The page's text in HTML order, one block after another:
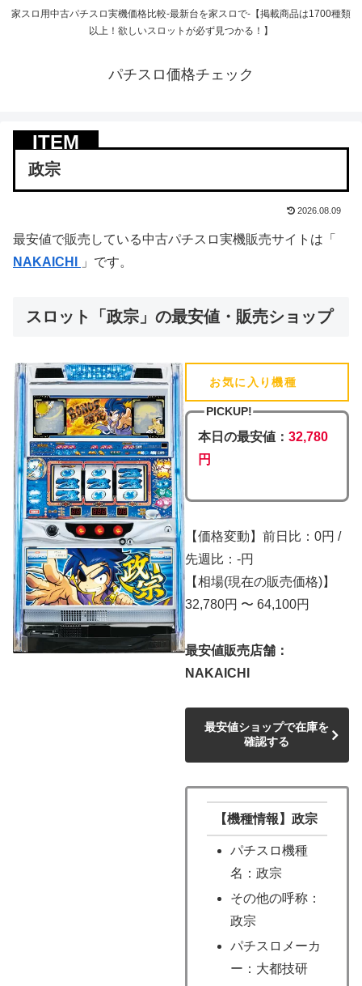
家スロ用中古パチスロ実機価格比較-最新台を家スロで-【掲載商品は1700種類
以上！欲しいスロットが必ず見つかる！】
パチスロ価格チェック
政宗
2026.08.09
最安値で販売している中古パチスロ実機販売サイトは「
NAKAICHI
」です。
スロット「政宗」の最安値・販売ショップ
お気に入り機種
PICKUP!
本日の最安値： 32,780
円
【価格変動】前日比：0円 /
先週比：-円
【相場(現在の販売価格)】
32,780円 〜 64,100円
最安値販売店舗：
NAKAICHI
最安値ショップで在庫を
確認する
【機種情報】政宗
パチスロ機種
名：政宗
その他の呼称：
政宗
パチスロメーカ
ー：大都技研